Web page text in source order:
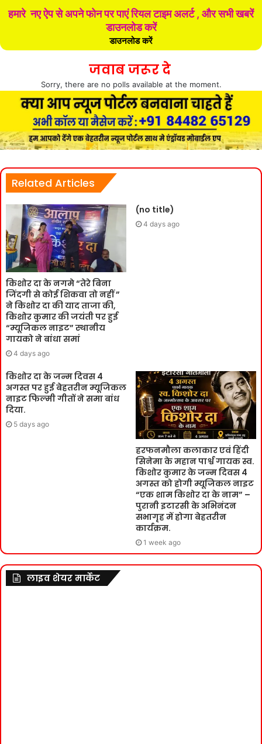
हमारे नए ऐप से अपने फोन पर पाएं रियल टाइम अलर्ट , और सभी खबरें
डाउनलोड करें
डाउनलोड करें
जवाब जरूर दे
Sorry, there are no polls available at the moment.
Related Articles
किशोर दा के नगमे “तेरे बिना
जिंदगी से कोई शिकवा तो नहीं ”
ने किशोर दा की याद ताजा की,
किशोर कुमार की जयंती पर हुई
“म्यूजिकल नाइट” स्थानीय
गायको ने बांधा समां
4 days ago
(no title)
4 days ago
किशोर दा के जन्म दिवस 4
अगस्त पर हुई बेहतरीन म्यूजिकल
नाइट फिल्मी गीतों ने समा बांध
दिया.
5 days ago
हरफनमौला कलाकार एवं हिंदी
सिनेमा के महान पार्श्व गायक स्व.
किशोर कुमार के जन्म दिवस 4
अगस्त को होगी म्यूजिकल नाइट
“एक शाम किशोर दा के नाम” –
पुरानी इटारसी के अभिनंदन
सभागृह में होगा बेहतरीन
कार्यक्रम.
1 week ago
लाइव शेयर मार्केट